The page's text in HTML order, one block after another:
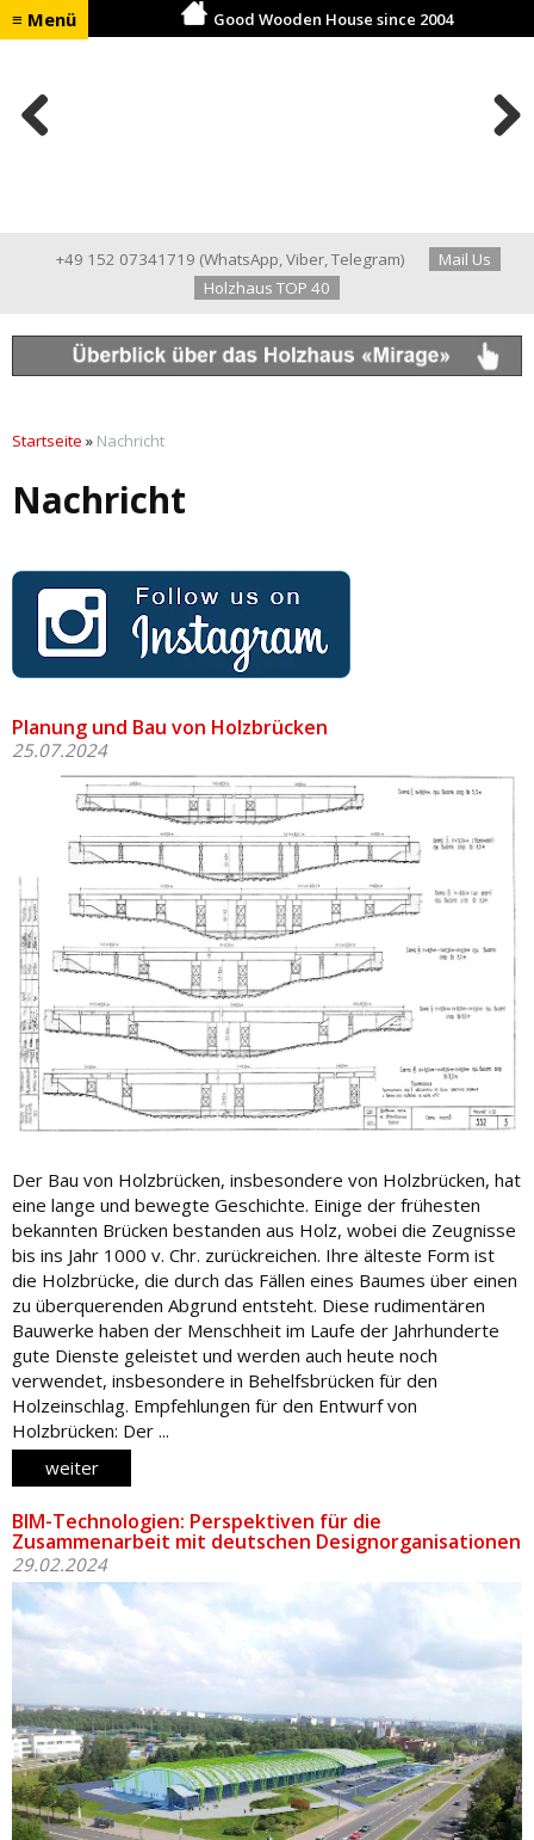
≡ Menü Good Wooden House since 2004
+49 152 07341719 (WhatsApp,Viber,Telegram)
Mail Us
Holzhaus TOP 40
Startseite » Nachricht
Nachricht
Planung und Bau von Holzbrücken
25.07.2024
Der Bau von Holzbrücken, insbesondere von Holzbrücken, hat
eine lange und bewegte Geschichte. Einige der frühesten
bekannten Brücken bestanden aus Holz, wobei die Zeugnisse
bis ins Jahr 1000 v. Chr. zurückreichen. Ihre älteste Form ist
die Holzbrücke, die durch das Fällen eines Baumes über einen
zu überquerenden Abgrund entsteht. Diese rudimentären
Bauwerke haben der Menschheit im Laufe der Jahrhunderte
gute Dienste geleistet und werden auch heute noch
verwendet, insbesondere in Behelfsbrücken für den
Holzeinschlag. Empfehlungen für den Entwurf von
Holzbrücken: Der ...
weiter
BIM-Technologien: Perspektiven für die
Zusammenarbeit mit deutschen Designorganisationen
29.02.2024